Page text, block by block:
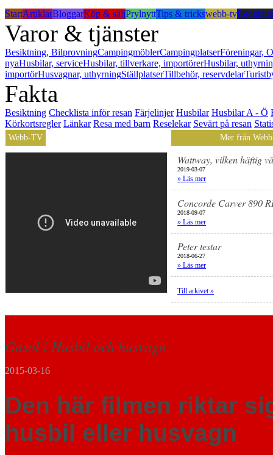
StartArtiklarBloggarKöp & säljPrylnyttTips & trickswebb-tv
Varor & tjänster
Besiktning, BilprovningCampingmöblerCampingplatserFöreningar,
nyaHusbilar, serviceHusbilar, tillverkare, importörerHusbilar,
importörHusvagnar, uthyrningStällplatserTillbehör, reservdelar
Fakta
Besiktning Checklista inför resan Färjelinjer Husbilar Husbilar A - Ö
Körkortsregler Länkar Resa med barn Reselekar Sevärt på resan
Webb-TV Mer från
Wattway, vilken häftig
2019-03-07
» Läs mer
Concorde Carver 890
2018-09-07
» Läs mer
Peter testar
2018-06-27
» Läs mer
Till arkivet »
Gasol i Husbil och husvagn
2015-03-16
Den här filmen riktar
husbil eller husvagn